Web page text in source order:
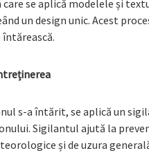
se aplică modelele și
un design unic. Acest
întărească.
s-a întărit, se aplică un
Sigilantul ajută la
și de uzura